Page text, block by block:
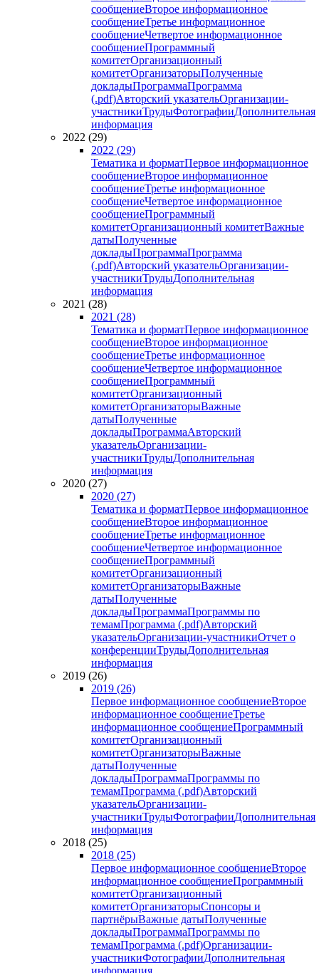
сообщениеВторое информационное
сообщениеТретье информационное
сообщениеЧетвертое информационное
сообщениеПрограммный
комитетОрганизационный
комитетОрганизаторыПолученные
докладыПрограммаПрограмма
(.pdf)Авторский указательОрганизации-
участникиТрудыФотографииДополнительная
информация
2022 (29)
2022 (29)
Тематика и форматПервое информационное
сообщениеВторое информационное
сообщениеТретье информационное
сообщениеЧетвертое информационное
сообщениеПрограммный
комитетОрганизационный комитетВажные
датыПолученные
докладыПрограммаПрограмма
(.pdf)Авторский указательОрганизации-
участникиТрудыДополнительная
информация
2021 (28)
2021 (28)
Тематика и форматПервое информационное
сообщениеВторое информационное
сообщениеТретье информационное
сообщениеЧетвертое информационное
сообщениеПрограммный
комитетОрганизационный
комитетОрганизаторыВажные
датыПолученные
докладыПрограммаАвторский
указательОрганизации-
участникиТрудыДополнительная
информация
2020 (27)
2020 (27)
Тематика и форматПервое информационное
сообщениеВторое информационное
сообщениеТретье информационное
сообщениеЧетвертое информационное
сообщениеПрограммный
комитетОрганизационный
комитетОрганизаторыВажные
датыПолученные
докладыПрограммаПрограммы по
темамПрограмма (.pdf)Авторский
указательОрганизации-участникиОтчет о
конференцииТрудыДополнительная
информация
2019 (26)
2019 (26)
Первое информационное сообщениеВторое
информационное сообщениеТретье
информационное сообщениеПрограммный
комитетОрганизационный
комитетОрганизаторыВажные
датыПолученные
докладыПрограммаПрограммы по
темамПрограмма (.pdf)Авторский
указательОрганизации-
участникиТрудыФотографииДополнительная
информация
2018 (25)
2018 (25)
Первое информационное сообщениеВторое
информационное сообщениеПрограммный
комитетОрганизационный
комитетОрганизаторыСпонсоры и
партнёрыВажные датыПолученные
докладыПрограммаПрограммы по
темамПрограмма (.pdf)Организации-
участникиФотографииДополнительная
информация